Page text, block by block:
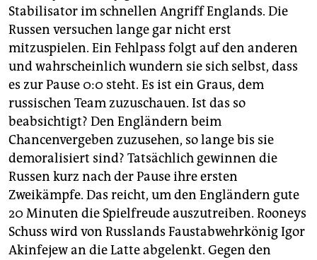
Stabilisator im schnellen Angriff Englands. Die
Russen versuchen lange gar nicht erst
mitzuspielen. Ein Fehlpass folgt auf den anderen
und wahrscheinlich wundern sie sich selbst, dass
es zur Pause 0:0 steht. Es ist ein Graus, dem
russischen Team zuzuschauen. Ist das so
beabsichtigt? Den Engländern beim
Chancenvergeben zuzusehen, so lange bis sie
demoralisiert sind? Tatsächlich gewinnen die
Russen kurz nach der Pause ihre ersten
Zweikämpfe. Das reicht, um den Engländern gute
20 Minuten die Spielfreude auszutreiben. Rooneys
Schuss wird von Russlands Faustabwehrkönig Igor
Akinfejew an die Latte abgelenkt. Gegen den